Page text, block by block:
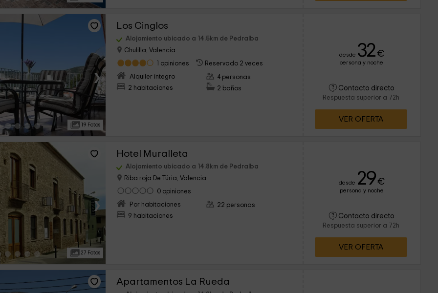
›
19 Fotos
Los Cinglos
Alojamiento ubicado a 14.5km de Pedralba
Chulilla, Valencia
1 opiniones
Reservado 2 veces
Alquiler íntegro
2 habitaciones
4 personas
2 baños
desde 32€
persona y noche
Contacto directo
Respuesta superior a 72h
VER OFERTA
›
27 Fotos
Hotel Muralleta
Alojamiento ubicado a 14.8km de Pedralba
Riba roja De Túria, Valencia
0 opiniones
Por habitaciones
9 habitaciones
22 personas
desde 29€
persona y noche
Contacto directo
Respuesta superior a 72h
VER OFERTA
Apartamentos La Rueda